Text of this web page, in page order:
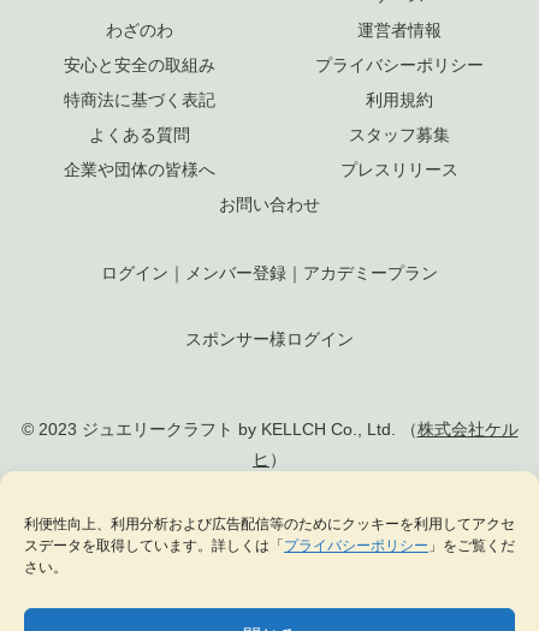
利便性向上、利用分析および広告配信等のためにクッキーを利用してアクセ
スデータを取得しています。詳しくは「 プライバシーポリシー 」をご覧くだ
さい。
わざのわ
運営者情報
安心と安全の取組み
プライバシーポリシー
特商法に基づく表記
利用規約
よくある質問
スタッフ募集
企業や団体の皆様へ
プレスリリース
お問い合わせ
ログイン ｜ メンバー登録 ｜ アカデミープラン
スポンサー様ログイン
© 2023 ジュエリークラフト by KELLCH Co., Ltd. （株式会社ケル
ヒ ）
私達は、地方創生SDGs官民連携プラットフォームに加盟しています
私達は、（一社）日本ジュエリー協会 の正会員として日本のジュエリー文化の発